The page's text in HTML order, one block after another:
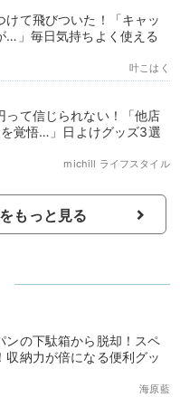
けて飛びついた！「キャッ
…」毎日気持ちよく使える
叶こはく
って信じられない！「他店
覚悟…」日よけグッズ3選
michill ライフスタイル
もっと見る
ンの下駄箱から脱却！スペ
収納力が倍になる便利グッ
海原藍